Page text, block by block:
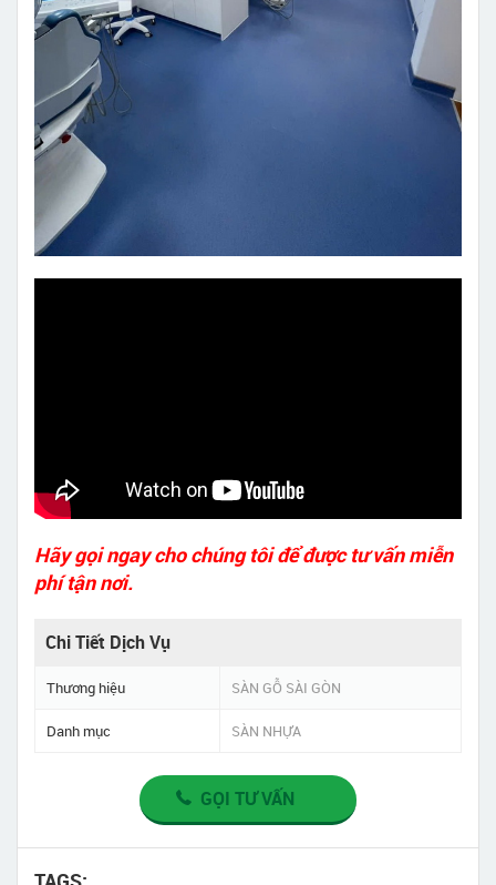
Hãy gọi ngay cho chúng tôi để được tư vấn miễn
phí tận nơi.
Chi Tiết Dịch Vụ
Thương hiệu SÀN GỖ SÀI GÒN
Danh mục SÀN NHỰA
GỌI TƯ VẤN